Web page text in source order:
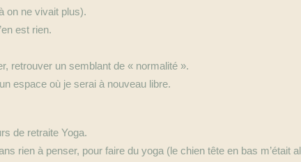
on ne vivait plus).
est rien.
retrouver un semblant de « normalité ».
espace où je serai à nouveau libre.
de retraite Yoga.
rien à penser, pour faire du yoga (le chien tête en bas